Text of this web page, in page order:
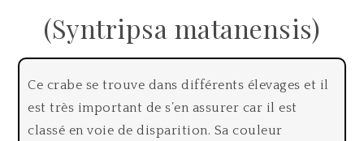
(Syntripsa matanensis)
Ce crabe se trouve dans différents élevages et il
est très important de s’en assurer car il est
classé en voie de disparition. Sa couleur